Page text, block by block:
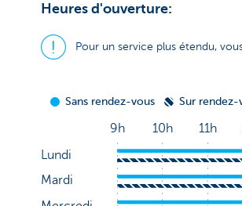
Heures d'ouverture:
Pour un service plus étendu,